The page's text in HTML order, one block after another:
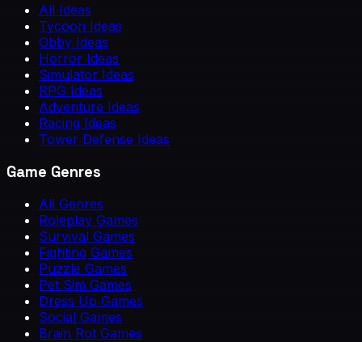
All Ideas
Tycoon Ideas
Obby Ideas
Horror Ideas
Simulator Ideas
RPG Ideas
Adventure Ideas
Racing Ideas
Tower Defense Ideas
Game Genres
All Genres
Roleplay Games
Survival Games
Fighting Games
Puzzle Games
Pet Sim Games
Dress Up Games
Social Games
Brain Rot Games